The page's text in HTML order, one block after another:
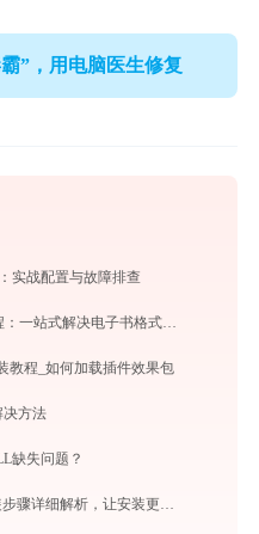
”，用电脑医生修复
实战配置与故障排查
Calibre电子书管理工具使用教程：一站式解决电子书格式转换、元数据管理与设备同步
教程_如何加载插件效果包
决方法
缺失问题？
佳能ts6020打印机驱动下载安装步骤详细解析，让安装更简单